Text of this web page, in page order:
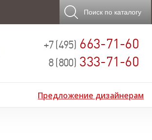
Поиск по каталогу
+7 (495) 663-71-60
8 (800) 333-71-60
Предложение дизайнерам